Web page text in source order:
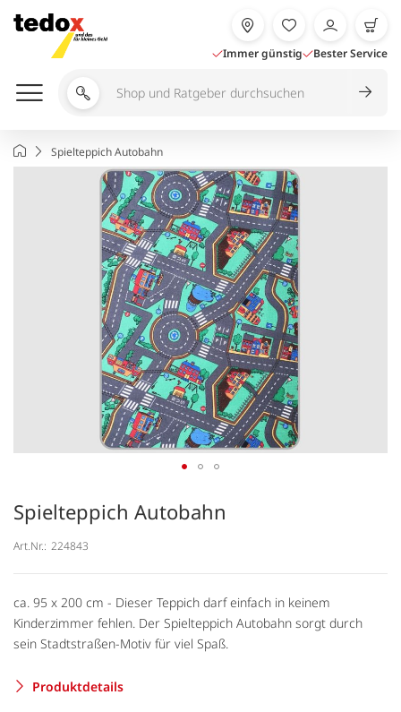
Inhalt
springen
Immer günstig Bester Service
Shop
durchsuchen
StartseiteSpielteppich Autobahn
Spielteppich Autobahn
Art.Nr.: 224843
ca. 95 x 200 cm - Dieser Teppich darf einfach in keinem
Kinderzimmer fehlen. Der Spielteppich Autobahn sorgt durch
sein Stadtstraßen-Motiv für viel Spaß.
Produktdetails